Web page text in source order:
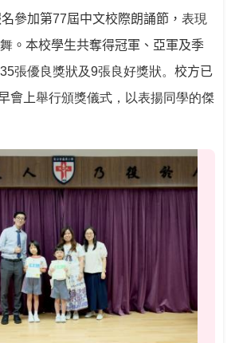
參加第77屆中文校際朗誦節， 表現
。本校學生共奪得冠軍、亞軍及季
35張優良獎狀及9張良好獎狀。 校方已
會上舉行頒獎儀式，以表揚同學的傑